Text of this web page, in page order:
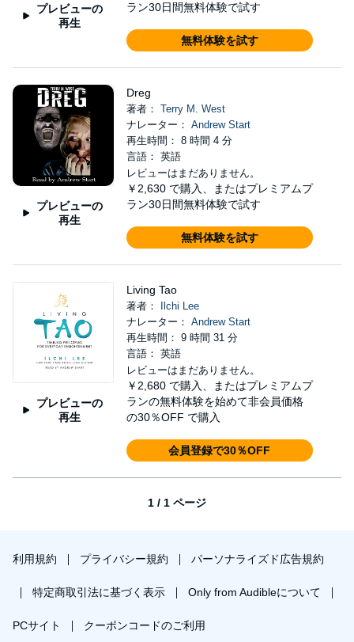
プレビューの
再生
ラン30日間無料体験で試す
無料体験を試す
プレビューの
再生
Dreg
著者： Terry M. West
ナレーター： Andrew Start
再生時間： 8 時間 4 分
言語： 英語
レビューはまだありません。
￥2,630 で購入、またはプレミアムプ
ラン30日間無料体験で試す
無料体験を試す
プレビューの
再生
Living Tao
著者：
Ilchi Lee
ナレーター： Andrew Start
再生時間： 9 時間 31 分
言語： 英語
レビューはまだありません。
￥2,680 で購入、またはプレミアムプ
ランの無料体験を始めて非会員価格
の30％OFF で購入
会員登録で30％OFF
1 / 1 ページ
利用規約 プライバシー規約 パーソナライズド広告規約
特定商取引法に基づく表示 Only from Audibleについて
PCサイト クーポンコードのご利用